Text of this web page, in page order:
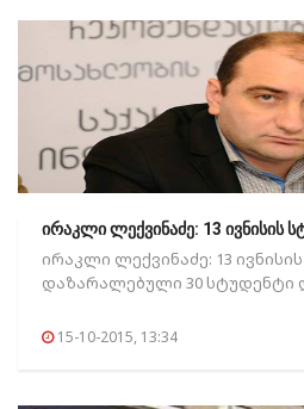
ირაკლი ლექვინაძე: 13 ივნისის
ირაკლი ლექვინაძე: 13
დაზარალებული 30 სტუდენტი
15-10-2015, 13:34